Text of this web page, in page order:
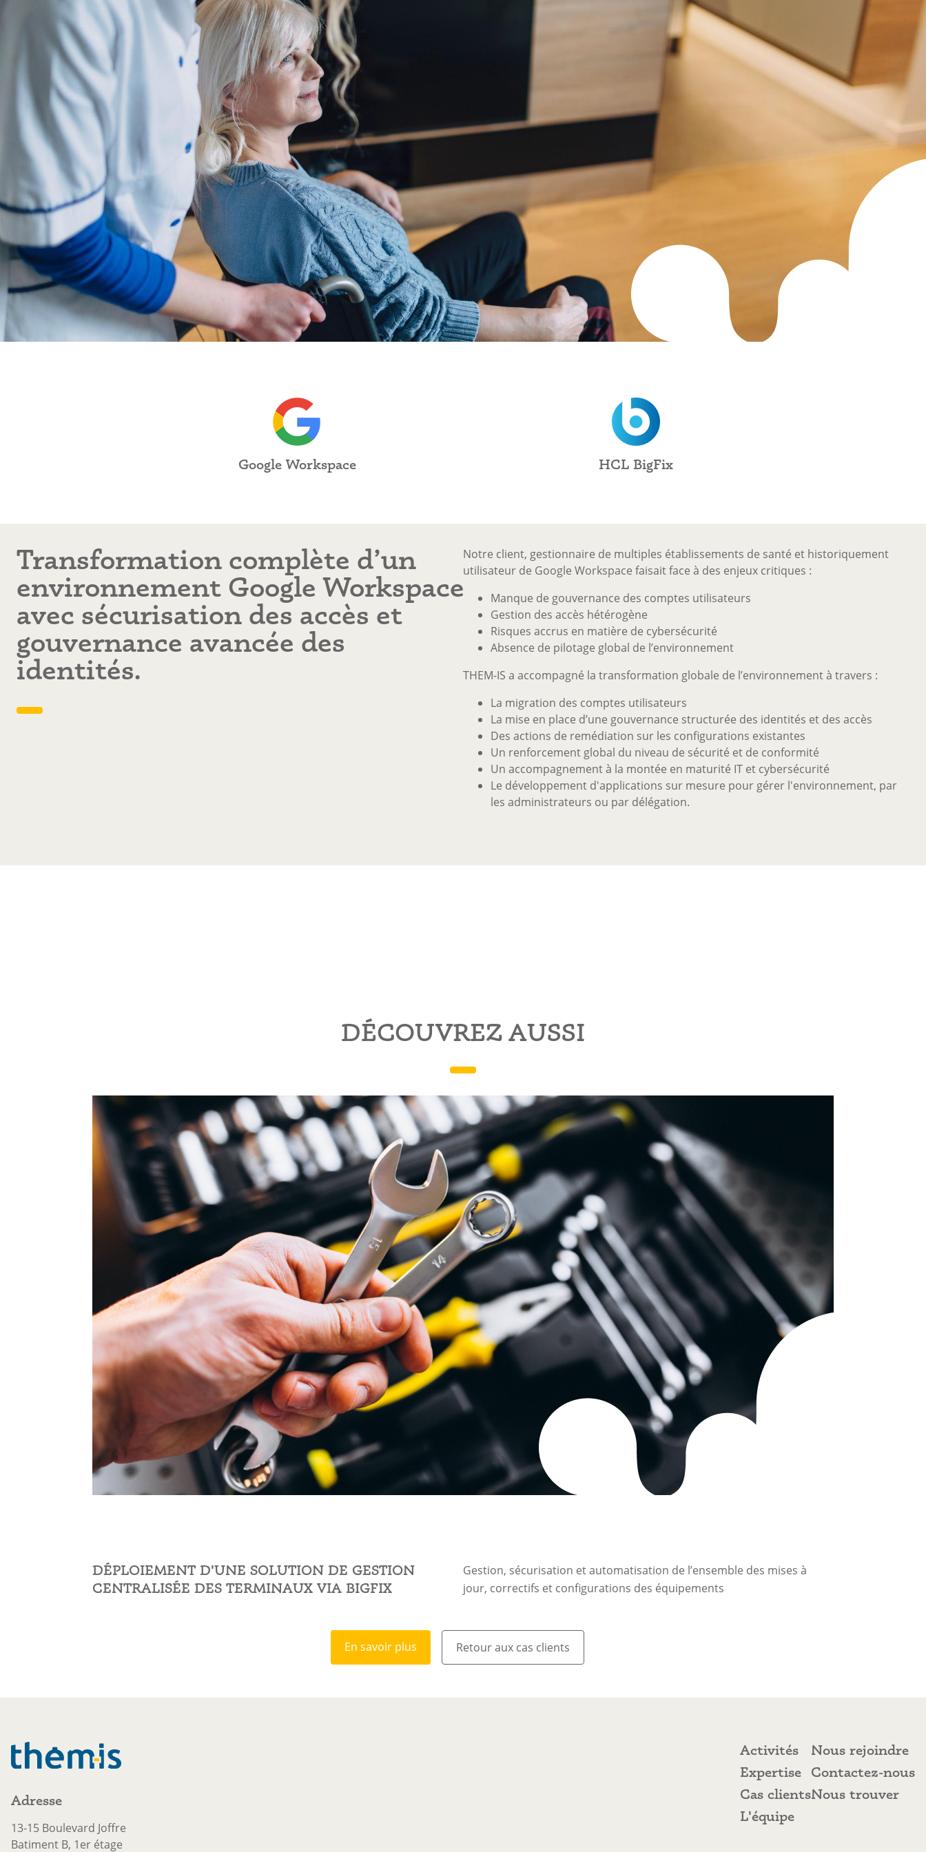
Google Workspace HCL BigFix
Transformation complète d’un
environnement Google Workspace
avec sécurisation des accès et
gouvernance avancée des
identités.
Notre client, gestionnaire de multiples établissements de santé et historiquement
utilisateur de Google Workspace faisait face à des enjeux critiques :
Manque de gouvernance des comptes utilisateurs
Gestion des accès hétérogène
Risques accrus en matière de cybersécurité
Absence de pilotage global de l’environnement
THEM-IS a accompagné la transformation globale de l’environnement à travers :
La migration des comptes utilisateurs
La mise en place d’une gouvernance structurée des identités et des accès
Des actions de remédiation sur les configurations existantes
Un renforcement global du niveau de sécurité et de conformité
Un accompagnement à la montée en maturité IT et cybersécurité
Le développement d'applications sur mesure pour gérer l'environnement, par
les administrateurs ou par délégation.
DÉCOUVREZ AUSSI
DÉPLOIEMENT D'UNE SOLUTION DE GESTION
CENTRALISÉE DES TERMINAUX VIA BIGFIX
Gestion, sécurisation et automatisation de l’ensemble des mises à
jour, correctifs et configurations des équipements
En savoir plus
En savoir plus
Retour aux cas clients
Retour aux cas clients
Adresse
13-15 Boulevard Joffre
Batiment B, 1er étage
Activités
Activités
Expertise
Expertise
Cas clients
Cas clients
L'équipe
Nous rejoindre
Nous rejoindre
Contactez-nous
Contactez-nous
Nous trouver